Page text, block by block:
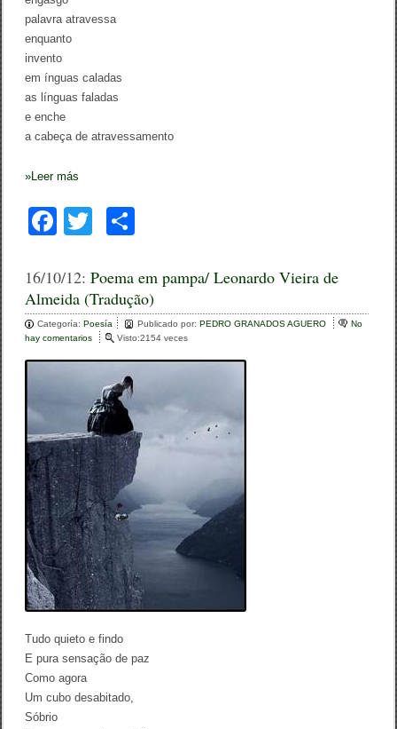
palavra atravessa
enquanto
invento
em ínguas caladas
as línguas faladas
e enche
a cabeça de atravessamento
»Leer más
F
c
e
b
o
o
tt
er
m
p
ar
tir
16/10/12:Poema em pampa/ Leonardo Vieira de
Almeida (Tradução)
Categoría:Poesía Publicado por:PEDRO GRANADOS AGUERO
No
hay comentarios
P
m
a
e
p
a
m
p
a
/
e
o
n
a
d
V
Visto:2154 veces
Tudo quieto e findo
E pura sensação de paz
Como agora
Um cubo desabitado,
Sóbrio